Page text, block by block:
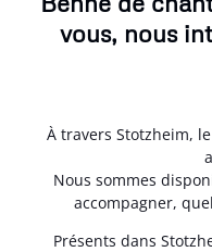
vous, nous
À travers Stotzheim,
Nous sommes
accompagner,
Présents dans